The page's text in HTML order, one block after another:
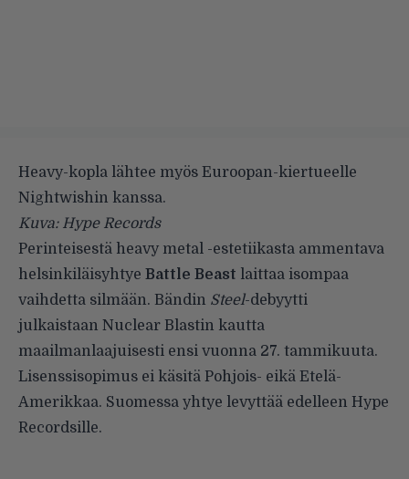
Heavy-kopla lähtee myös Euroopan-kiertueelle
Nightwishin kanssa.
Kuva: Hype Records
Perinteisestä heavy metal -estetiikasta ammentava
helsinkiläisyhtye Battle Beast laittaa isompaa
vaihdetta silmään. Bändin Steel-debyytti
julkaistaan Nuclear Blastin kautta
maailmanlaajuisesti ensi vuonna 27. tammikuuta.
Lisenssisopimus ei käsitä Pohjois- eikä Etelä-
Amerikkaa. Suomessa yhtye levyttää edelleen Hype
Recordsille.